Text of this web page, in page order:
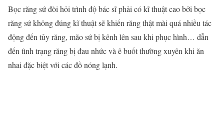
Bọc răng sứ đòi hỏi trình độ bác sĩ phải có kĩ thuật cao bởi bọc
răng sứ không đúng kĩ thuật sẽ khiến răng thật mài quá nhiều tác
động đến tủy răng, mão sứ bị kênh lên sau khi phục hình… dẫn
đến tình trạng răng bị đau nhức và ê buốt thường xuyên khi ăn
nhai đặc biệt với các đồ nóng lạnh.